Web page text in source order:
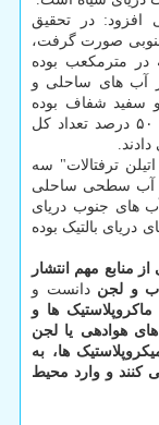
افزود: در تحقیق
صورت گرفت،
میکروپلاستیک ها ۰.۲۴۶ قطعه در مترمکعب بوده
آب های ساحلی و
۱۰۰۰ تا ۵۰۰۰ میکرون و سفید شفاف بوده
است. همین طور فیلم ها و الیاف حدود ۴۰ تا ۵۰ درصد تعداد کل
ترفتالات" سه
آب سطحی ساحلی
آب های جنوب دریای
دریای بالتیک بوده
منابع مهم انتشار
و لجن دانست و
ها و
هوادهی یا لجن
ها، به
کنند و وارد محیط